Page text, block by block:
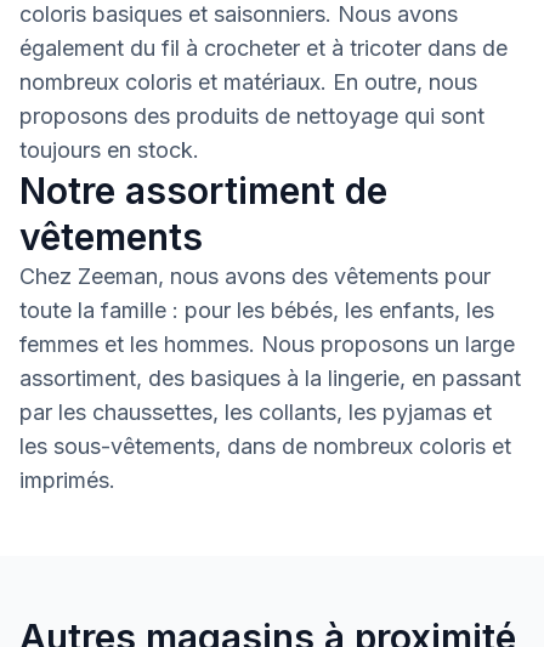
coloris basiques et saisonniers. Nous avons
également du fil à crocheter et à tricoter dans de
nombreux coloris et matériaux. En outre, nous
proposons des produits de nettoyage qui sont
toujours en stock.
Notre assortiment de
vêtements
Chez Zeeman, nous avons des vêtements pour
toute la famille : pour les bébés, les enfants, les
femmes et les hommes. Nous proposons un large
assortiment, des basiques à la lingerie, en passant
par les chaussettes, les collants, les pyjamas et
les sous-vêtements, dans de nombreux coloris et
imprimés.
Autres magasins à proximité